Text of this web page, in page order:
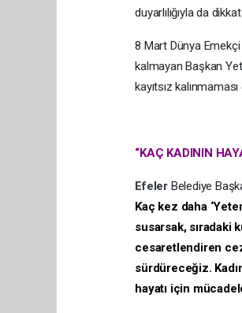
duyarlılığıyla da
8 Mart Dünya Emekçi
kalmayan Başkan
kayıtsız
“KAÇ KADININ
Efeler Belediye
Kaç kez daha
susarsak, sıradaki
cesaretlendiren
sürdüreceğiz.
hayatı için